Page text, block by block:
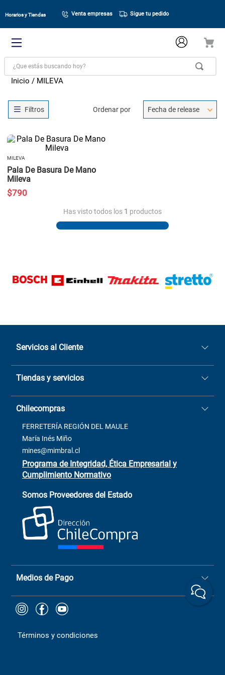
Horarios y Tiendas Venta empresas Sigue tu pedido
¿Que estás buscando hoy?
MILEVA
Ordenar por Fecha de release
MILEVA
Pala De Basura De Mano
Mileva
$790
Has visto todos los 1 productos
Servicios al Cliente
Quiénes somos
Sucursales
Términos y condiciones
Contacto
Venta Terreno
Trabaja con Nosotros
+(73) 256
ChileCompras
+56 9 9888 9549
Tiendas y servicios
Casa Matriz: Avenida Chorrillos
2137 San Javier, Fono (73)
Chilecompras
FERRETERÍA REGIÓN DEL MAULE
María Inés Miño
mines@mimbral.cl
Programa de Integridad, Ética Empresarial y
Cumplimiento Normativo
Somos Proveedores del Estado
Medios de Pago
Términos y condiciones